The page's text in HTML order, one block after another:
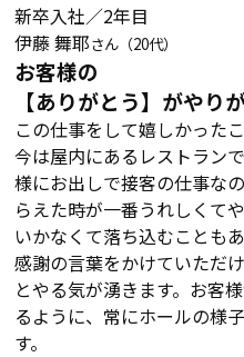
新卒入社／2年目
伊藤 舞耶さん（20代）
お客様の
【ありがとう】がやり
この仕事をして嬉しかった
今は屋内にあるレストラン
様にお出しで接客の仕事な
らえた時が一番うれしくて
いかなくて落ち込むことも
感謝の言葉をかけていただ
とやる気が湧きます。お客
るように、常にホールの様
す。